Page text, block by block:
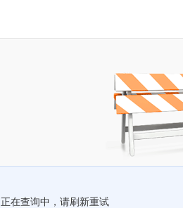
正在查询中，请刷新重试